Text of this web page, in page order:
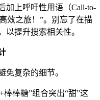
加上呼吁性用语（Call-to-
效之旅！”。别忘了在描
以提升搜索相关性。
免复杂的细节。
棒糖”组合突出“甜”这